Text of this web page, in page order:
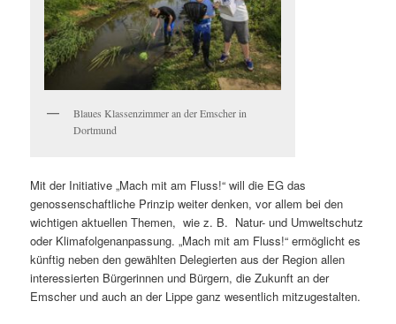
Blaues Klassenzimmer an der Emscher in
Dortmund
Mit der Initiative „Mach mit am Fluss!“ will die EG das
genossenschaftliche Prinzip weiter denken, vor allem bei den
wichtigen aktuellen Themen, wie z. B. Natur- und Umweltschutz
oder Klimafolgenanpassung. „Mach mit am Fluss!“ ermöglicht es
künftig neben den gewählten Delegierten aus der Region allen
interessierten Bürgerinnen und Bürgern, die Zukunft an der
Emscher und auch an der Lippe ganz wesentlich mitzugestalten.